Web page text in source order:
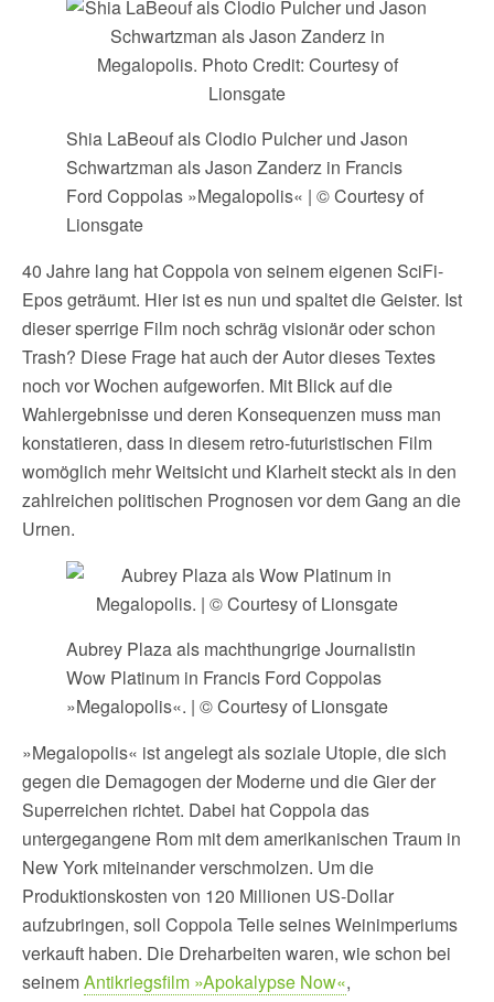
Shia LaBeouf als Clodio Pulcher und Jason
Schwartzman als Jason Zanderz in Francis
Ford Coppolas »Megalopolis« | © Courtesy of
Lionsgate
40 Jahre lang hat Coppola von seinem eigenen SciFi-
Epos geträumt. Hier ist es nun und spaltet die Geister. Ist
dieser sperrige Film noch schräg visionär oder schon
Trash? Diese Frage hat auch der Autor dieses Textes
noch vor Wochen aufgeworfen. Mit Blick auf die
Wahlergebnisse und deren Konsequenzen muss man
konstatieren, dass in diesem retro-futuristischen Film
womöglich mehr Weitsicht und Klarheit steckt als in den
zahlreichen politischen Prognosen vor dem Gang an die
Urnen.
Aubrey Plaza als machthungrige Journalistin
Wow Platinum in Francis Ford Coppolas
»Megalopolis«. | © Courtesy of Lionsgate
»Megalopolis« ist angelegt als soziale Utopie, die sich
gegen die Demagogen der Moderne und die Gier der
Superreichen richtet. Dabei hat Coppola das
untergegangene Rom mit dem amerikanischen Traum in
New York miteinander verschmolzen. Um die
Produktionskosten von 120 Millionen US-Dollar
aufzubringen, soll Coppola Teile seines Weinimperiums
verkauft haben. Die Dreharbeiten waren, wie schon bei
seinemAntikriegsfilm »Apokalypse Now«,